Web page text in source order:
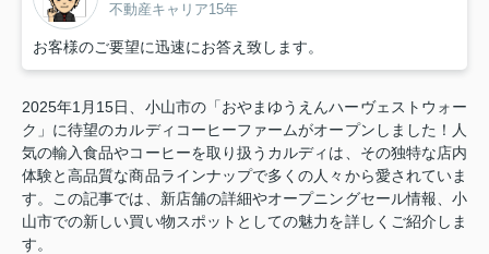
不動産キャリア15年
お客様のご要望に迅速にお答え致します。
2025年1月15日、小山市の「おやまゆうえんハーヴェストウォー
ク」に待望のカルディコーヒーファームがオープンしました！人
気の輸入食品やコーヒーを取り扱うカルディは、その独特な店内
体験と高品質な商品ラインナップで多くの人々から愛されていま
す。この記事では、新店舗の詳細やオープニングセール情報、小
山市での新しい買い物スポットとしての魅力を詳しくご紹介しま
す。